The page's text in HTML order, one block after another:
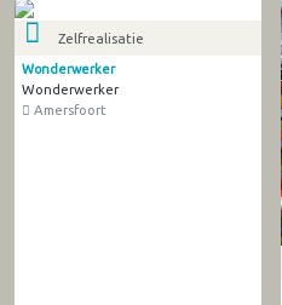
Zelfrealisatie
Wonderwerker
Wonderwerker
Amersfoort